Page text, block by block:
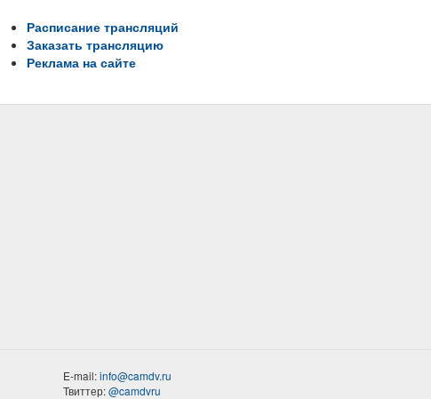
Расписание трансляций
Заказать трансляцию
Реклама на сайте
E-mail:info@camdv.ru
Твиттер:@camdvru